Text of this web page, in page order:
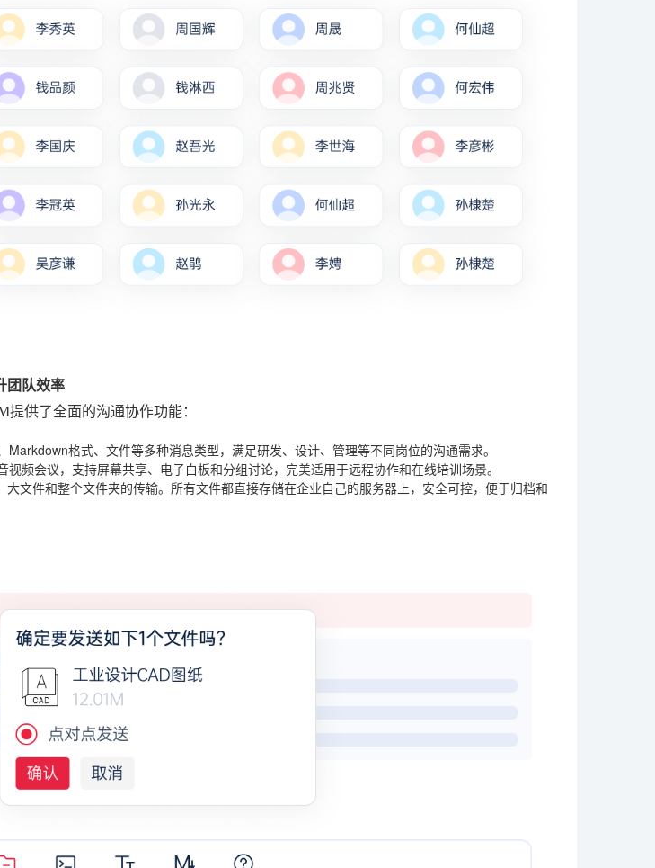
团队效率
供了全面的沟通协作功能：
Markdown格式、文件等多种消息类型，满足研发、设计、管理等不同岗位的沟通需求。
视频会议，支持屏幕共享、电子白板和分组讨论，完美适用于远程协作和在线培训场景。
大文件和整个文件夹的传输。所有文件都直接存储在企业自己的服务器上，安全可控，便于归档和